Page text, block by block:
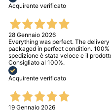
Acquirente verificato
28 Gennaio 2026
Everything was perfect. The
packaged in perfect condition.
spedizione è stata veloce e il
Consigliato al 100%.
Acquirente verificato
19 Gennaio 2026